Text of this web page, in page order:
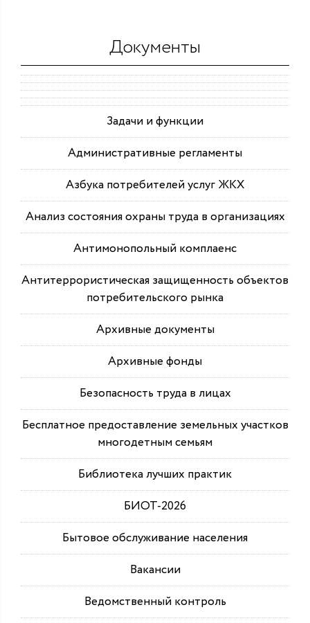
Документы
Задачи и функции
Административные регламенты
Азбука потребителей услуг ЖКХ
Анализ состояния охраны труда в организациях
Антимонопольный комплаенс
Антитеррористическая защищенность объектов
потребительского рынка
Архивные документы
Архивные фонды
Безопасность труда в лицах
Бесплатное предоставление земельных участков
многодетным семьям
Библиотека лучших практик
БИОТ-2026
Бытовое обслуживание населения
Вакансии
Ведомственный контроль